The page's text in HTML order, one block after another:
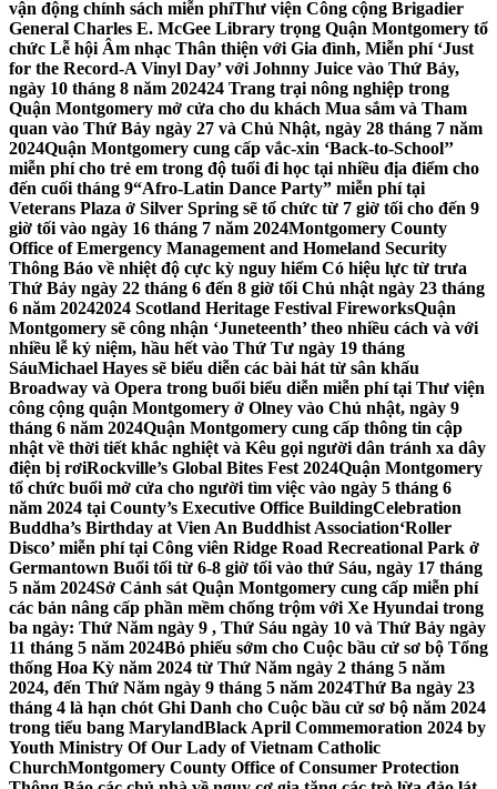
vận động chính sách miễn phíThư viện Công cộng Brigadier
General Charles E. McGee Library trọng Quận Montgomery tổ
chức Lễ hội Âm nhạc Thân thiện với Gia đình, Miễn phí ‘Just
for the Record-A Vinyl Day’ với Johnny Juice vào Thứ Bảy,
ngày 10 tháng 8 năm 202424 Trang trại nông nghiệp trong
Quận Montgomery mở cửa cho du khách Mua sắm và Tham
quan vào Thứ Bảy ngày 27 và Chủ Nhật, ngày 28 tháng 7 năm
2024Quận Montgomery cung cấp vắc-xin ‘Back-to-School’’
miễn phí cho trẻ em trong độ tuổi đi học tại nhiều địa điểm cho
đến cuối tháng 9“Afro-Latin Dance Party” miễn phí tại
Veterans Plaza ở Silver Spring sẽ tổ chức từ 7 giờ tối cho đến 9
giờ tối vào ngày 16 tháng 7 năm 2024Montgomery County
Office of Emergency Management and Homeland Security
Thông Báo về nhiệt độ cực kỳ nguy hiểm Có hiệu lực từ trưa
Thứ Bảy ngày 22 tháng 6 đến 8 giờ tối Chủ nhật ngày 23 tháng
6 năm 20242024 Scotland Heritage Festival FireworksQuận
Montgomery sẽ công nhận ‘Juneteenth’ theo nhiều cách và với
nhiều lễ kỷ niệm, hầu hết vào Thứ Tư ngày 19 tháng
SáuMichael Hayes sẽ biểu diễn các bài hát từ sân khấu
Broadway và Opera trong buổi biểu diễn miễn phí tại Thư viện
công cộng quận Montgomery ở Olney vào Chủ nhật, ngày 9
tháng 6 năm 2024Quận Montgomery cung cấp thông tin cập
nhật về thời tiết khắc nghiệt và Kêu gọi người dân tránh xa dây
điện bị rơiRockville’s Global Bites Fest 2024Quận Montgomery
tổ chức buổi mở cửa cho người tìm việc vào ngày 5 tháng 6
năm 2024 tại County’s Executive Office BuildingCelebration
Buddha’s Birthday at Vien An Buddhist Association‘Roller
Disco’ miễn phí tại Công viên Ridge Road Recreational Park ở
Germantown Buổi tối từ 6-8 giờ tối vào thứ Sáu, ngày 17 tháng
5 năm 2024Sở Cảnh sát Quận Montgomery cung cấp miễn phí
các bản nâng cấp phần mềm chống trộm với Xe Hyundai trong
ba ngày: Thứ Năm ngày 9 , Thứ Sáu ngày 10 và Thứ Bảy ngày
11 tháng 5 năm 2024Bỏ phiếu sớm cho Cuộc bầu cử sơ bộ Tổng
thống Hoa Kỳ năm 2024 từ Thứ Năm ngày 2 tháng 5 năm
2024, đến Thứ Năm ngày 9 tháng 5 năm 2024Thứ Ba ngày 23
tháng 4 là hạn chót Ghi Danh cho Cuộc bầu cử sơ bộ năm 2024
trong tiểu bang MarylandBlack April Commemoration 2024 by
Youth Ministry Of Our Lady of Vietnam Catholic
ChurchMontgomery County Office of Consumer Protection